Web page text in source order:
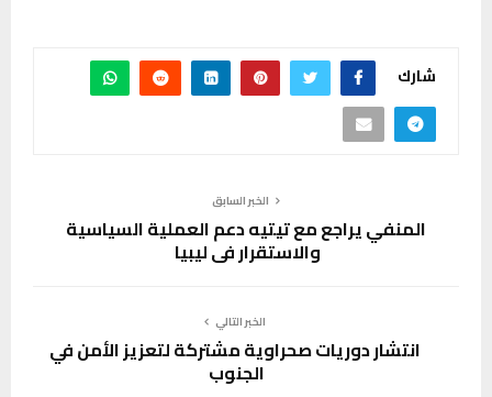
شارك
الخبر السابق
المنفي يراجع مع تيتيه دعم العملية السياسية
والاستقرار في ليبيا
الخبر التالي
انتشار دوريات صحراوية مشتركة لتعزيز الأمن في
الجنوب